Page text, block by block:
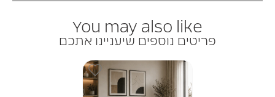
You may also like
פריטים נוספים שיעניינו אתכם